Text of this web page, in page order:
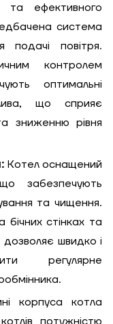
та ефективного
система
подачі повітря.
контролем
оптимальні
що сприяє
зниженню рівня
Котел оснащений
забезпечують
та чищення.
стінках та
швидко і
регулярне
корпуса котла
потужністю
55